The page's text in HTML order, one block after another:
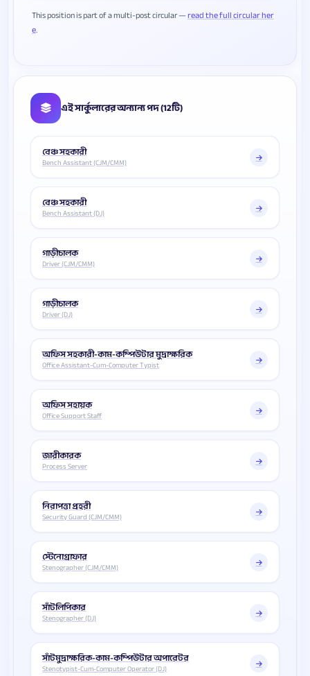
This position is part of a multi-post circular —read the full circular her
e
এই সার্কুলারের অন্যান্য পদ (12টি)
বেঞ্চ সহকারী
Bench Assistant (CJM/CMM)
বেঞ্চ সহকারী
Bench Assistant (DJ)
গাড়ীচালক
Driver (CJM/CMM)
গাড়ীচালক
Driver (DJ)
অফিস সহকারী-কাম-কম্পিউটার মুদ্রাক্ষরিক
Office Assistant-Cum-Computer Typist
অফিস সহায়ক
Office Support Staff
জারীকারক
Process Server
নিরাপত্তা প্রহরী
Security Guard (CJM/CMM)
স্টেনোগ্রাফার
Stenographer (CJM/CMM)
সাঁটলিপিকার
Stenographer (DJ)
সাঁটমুদ্রাক্ষরিক-কাম-কম্পিউটার অপারেটর
Stenotypist-Cum-Computer Operator (DJ)